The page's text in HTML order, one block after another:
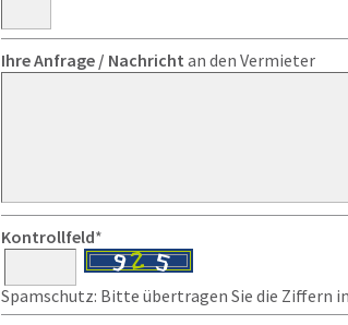
Ihre Anfrage / Nachricht an den Vermieter
Kontrollfeld*
Spamschutz: Bitte übertragen Sie die Ziffern